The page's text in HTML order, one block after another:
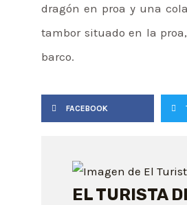
dragón en proa y una
tambor situado en la
barco.
FACEBOOK
EL TURISTA